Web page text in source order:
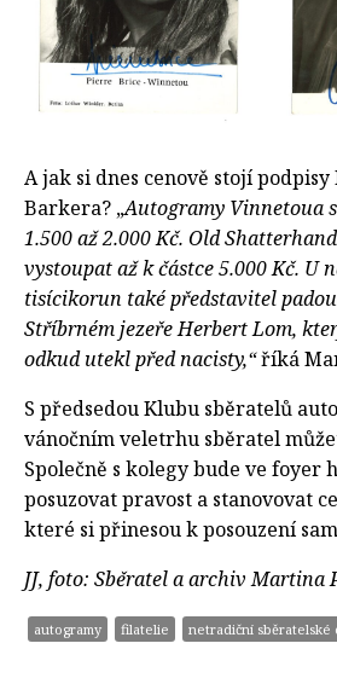
A jak si dnes cenově stojí
Barkera? „Autogramy Vinnetoua
1.500 až 2.000 Kč. Old
vystoupat až k částce 5.000 Kč. U
tisícikorun také představitel
Stříbrném jezeře Herbert Lom,
odkud utekl před nacisty,“říká
S předsedou Klubu sběratelů
vánočním veletrhu sběratel
Společně s kolegy bude ve foyer
posuzovat pravost a stanovovat
které si přinesou k posouzení
JJ, foto: Sběratel a archiv Martina
autogramy filatelie netradiční sběratelské